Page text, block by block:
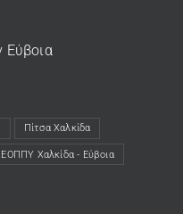
Εύβοια
Πίτσα Χαλκίδα
(opens in a new tab)
Χαλκίδα - Εύβοια
tab)